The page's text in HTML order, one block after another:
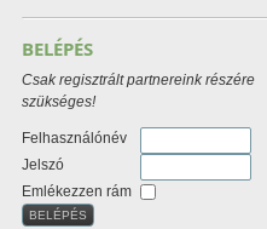
BELÉPÉS
Csak regisztrált partnereink részére
szükséges!
Felhasználónév
Jelszó
Emlékezzen rám